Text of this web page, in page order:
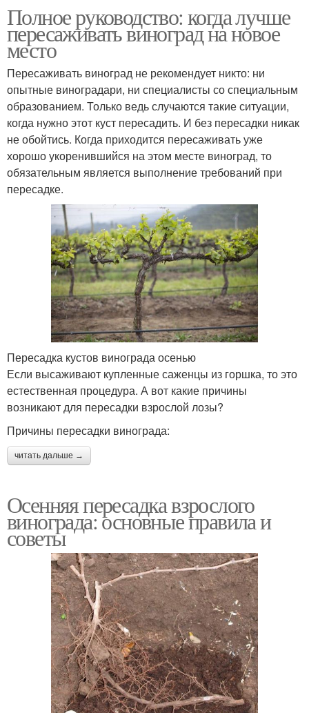
Полное руководство: когда лучше
пересаживать виноград на новое
место
Пересаживать виноград не рекомендует никто: ни
опытные виноградари, ни специалисты со специальным
образованием. Только ведь случаются такие ситуации,
когда нужно этот куст пересадить. И без пересадки никак
не обойтись. Когда приходится пересаживать уже
хорошо укоренившийся на этом месте виноград, то
обязательным является выполнение требований при
пересадке.
Пересадка кустов винограда осенью
Если высаживают купленные саженцы из горшка, то это
естественная процедура. А вот какие причины
возникают для пересадки взрослой лозы?
Причины пересадки винограда:
читать дальше →
Осенняя пересадка взрослого
винограда: основные правила и
советы